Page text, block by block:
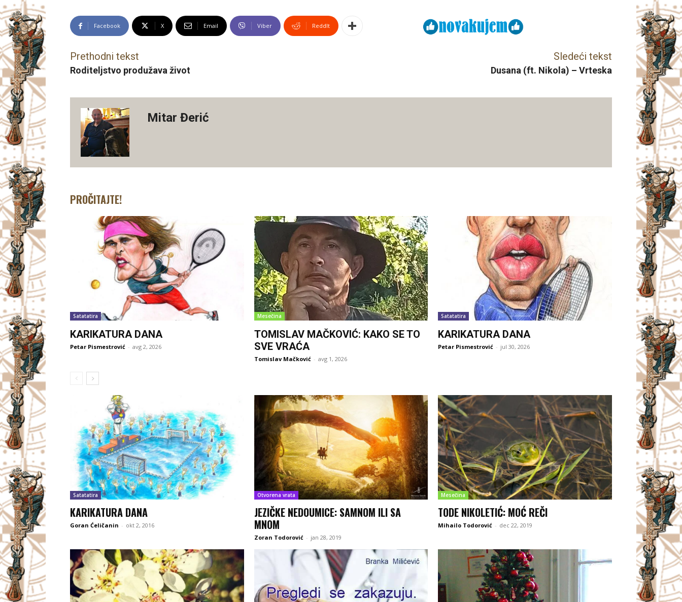
Facebook X Email Viber ReddIt
Prethodni tekst
Roditeljstvo produžava život
Sledeći tekst
Dusana (ft. Nikola) – Vrteska
Mitar Đerić
PROČITAJTE!
Satatatira
KARIKATURA DANA
Petar Pismestrović - avg 2, 2026
Mesečina
TOMISLAV MAČKOVIĆ: KAKO SE TO
SVE VRAĆA
Tomislav Mačković - avg 1, 2026
Satatatira
KARIKATURA DANA
Petar Pismestrović - jul 30, 2026
Satatatira
KARIKATURA DANA
Goran Ćeličanin - okt 2, 2016
Otvorena vrata
JEZIČKE NEDOUMICE: SAMNOM ILI SA
MNOM
Zoran Todorović - jan 28, 2019
Mesečina
TODE NIKOLETIĆ: MOĆ REČI
Mihailo Todorović - dec 22, 2019